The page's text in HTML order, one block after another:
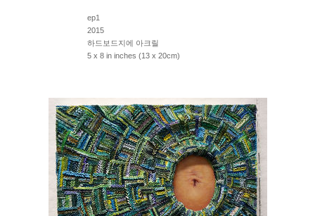
ep1
2015
하드보드지에 아크릴
5 x 8 in inches (13 x 20cm)